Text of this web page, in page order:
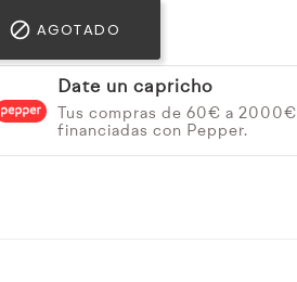
 AGOTADO
Date un capricho
Tus compras de 60€ a 2000€
financiadas con Pepper.